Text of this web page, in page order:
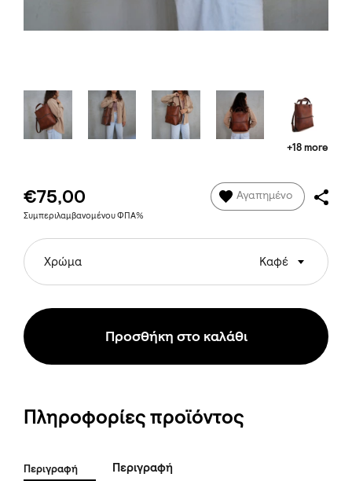
+18 more
€75,00
Συμπεριλαμβανομένου ΦΠΑ%
Αγαπημένο
Χρώμα Καφέ
Προσθήκη στο καλάθι
Πληροφορίες προϊόντος
Περιγραφή
Περιγραφή